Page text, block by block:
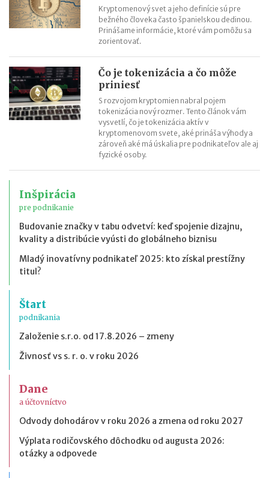
Kryptomenový svet a jeho definície sú pre
bežného človeka často španielskou dedinou.
Prinášame informácie, ktoré vám pomôžu sa
zorientovať.
Čo je tokenizácia a čo môže
priniesť
S rozvojom kryptomien nabral pojem
tokenizácia nový rozmer. Tento článok vám
vysvetlí, čo je tokenizácia aktív v
kryptomenovom svete, aké prináša výhody a
zároveň aké má úskalia pre podnikateľov ale aj
fyzické osoby.
Inšpirácia
pre podnikanie
Budovanie značky v tabu odvetví: keď spojenie dizajnu,
kvality a distribúcie vyústi do globálneho biznisu
Mladý inovatívny podnikateľ 2025: kto získal prestížny
titul?
Štart
podnikania
Založenie s.r.o. od 17.8.2026 – zmeny
Živnosť vs s. r. o. v roku 2026
Dane
a účtovníctvo
Odvody dohodárov v roku 2026 a zmena od roku 2027
Výplata rodičovského dôchodku od augusta 2026:
otázky a odpovede